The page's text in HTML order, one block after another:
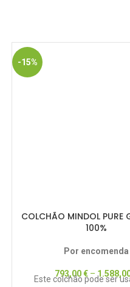
-15%
COLCHÃO MINDOL PURE
100%
Por encomenda
793,00€–
Este colchão pode ser